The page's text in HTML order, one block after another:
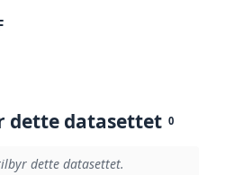
dette datasettet 0
dette datasettet.